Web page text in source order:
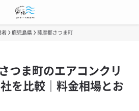
者 鹿児島県 薩摩郡さつま町
つま町のエアコンクリ
を比較｜料金相場とお